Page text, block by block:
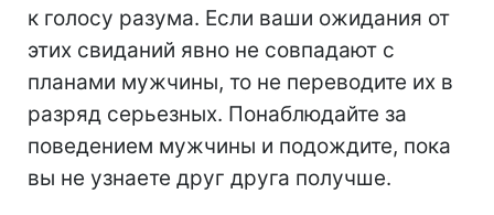
к голосу разума. Если ваши ожидания от
этих свиданий явно не совпадают с
планами мужчины, то не переводите их в
разряд серьезных. Понаблюдайте за
поведением мужчины и подождите, пока
вы не узнаете друг друга получше.